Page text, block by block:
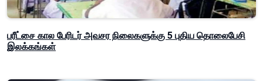
பரீட்சை கால பேரிடர் அவசர நிலைகளுக்கு 5 புதிய தொலைபேசி
இலக்கங்கள்